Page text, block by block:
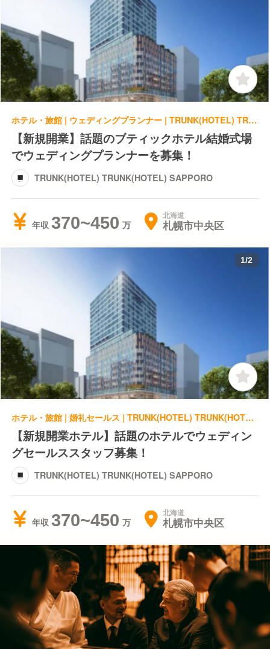
ホテル・旅館 | ウェディングプランナー | TRUNK(HOTEL) TRUNK(HOTEL) SAPPORO
【新規開業】話題のブティックホテル結婚式場
でウェディングプランナーを募集！
TRUNK(HOTEL) TRUNK(HOTEL) SAPPORO
年収 370~450 北海道
札幌市中央区
1/2
ホテル・旅館 | 婚礼セールス | TRUNK(HOTEL) TRUNK(HOTEL) SAPPORO
【新規開業ホテル】話題のホテルでウェディン
グセールススタッフ募集！
TRUNK(HOTEL) TRUNK(HOTEL) SAPPORO
年収 370~450 北海道
札幌市中央区